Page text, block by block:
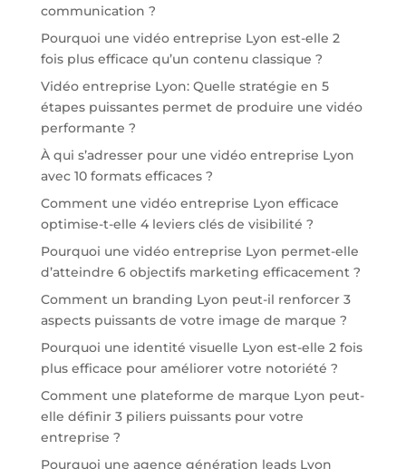
communication ?
Pourquoi une vidéo entreprise Lyon est-elle 2
fois plus efficace qu’un contenu classique ?
Vidéo entreprise Lyon: Quelle stratégie en 5
étapes puissantes permet de produire une vidéo
performante ?
À qui s’adresser pour une vidéo entreprise Lyon
avec 10 formats efficaces ?
Comment une vidéo entreprise Lyon efficace
optimise-t-elle 4 leviers clés de visibilité ?
Pourquoi une vidéo entreprise Lyon permet-elle
d’atteindre 6 objectifs marketing efficacement ?
Comment un branding Lyon peut-il renforcer 3
aspects puissants de votre image de marque ?
Pourquoi une identité visuelle Lyon est-elle 2 fois
plus efficace pour améliorer votre notoriété ?
Comment une plateforme de marque Lyon peut-
elle définir 3 piliers puissants pour votre
entreprise ?
Pourquoi une agence génération leads Lyon